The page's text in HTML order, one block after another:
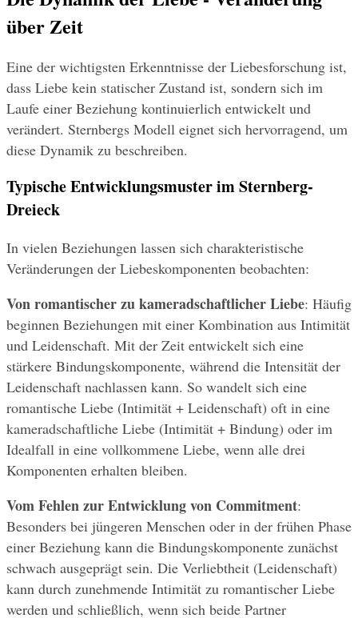
über Zeit
Eine der wichtigsten Erkenntnisse der Liebesforschung ist,
dass Liebe kein statischer Zustand ist, sondern sich im
Laufe einer Beziehung kontinuierlich entwickelt und
verändert. Sternbergs Modell eignet sich hervorragend, um
diese Dynamik zu beschreiben.
Typische Entwicklungsmuster im Sternberg-
Dreieck
In vielen Beziehungen lassen sich charakteristische
Veränderungen der Liebeskomponenten beobachten:
Von romantischer zu kameradschaftlicher Liebe: Häufig
beginnen Beziehungen mit einer Kombination aus Intimität
und Leidenschaft. Mit der Zeit entwickelt sich eine
stärkere Bindungskomponente, während die Intensität der
Leidenschaft nachlassen kann. So wandelt sich eine
romantische Liebe (Intimität + Leidenschaft) oft in eine
kameradschaftliche Liebe (Intimität + Bindung) oder im
Idealfall in eine vollkommene Liebe, wenn alle drei
Komponenten erhalten bleiben.
Vom Fehlen zur Entwicklung von Commitment:
Besonders bei jüngeren Menschen oder in der frühen Phase
einer Beziehung kann die Bindungskomponente zunächst
schwach ausgeprägt sein. Die Verliebtheit (Leidenschaft)
kann durch zunehmende Intimität zu romantischer Liebe
werden und schließlich, wenn sich beide Partner